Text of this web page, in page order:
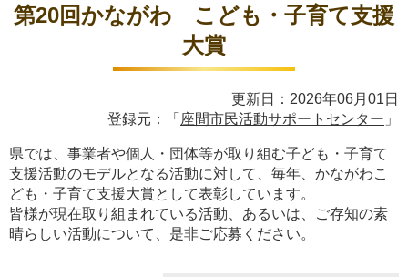
第20回かながわ こども・子育て支援
大賞
更新日：2026年06月01日
登録元：「 座間市民活動サポートセンター 」
県では、事業者や個人・団体等が取り組む子ども・子育て
支援活動のモデルとなる活動に対して、毎年、かながわこ
ども・子育て支援大賞として表彰しています。
皆様が現在取り組まれている活動、あるいは、ご存知の素
晴らしい活動について、是非ご応募ください。